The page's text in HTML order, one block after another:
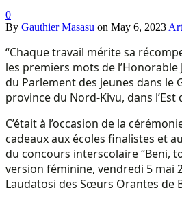
0
By Gauthier Masasu on May 6, 2023
“Chaque travail mérite sa
les premiers mots de l’Honorable
du Parlement des jeunes dans le
province du Nord-Kivu, dans l’Est
C’était à l’occasion de la
cadeaux aux écoles finalistes et
du concours interscolaire “Beni,
version féminine, vendredi 5 mai
Laudatosi des Sœurs Orantes de